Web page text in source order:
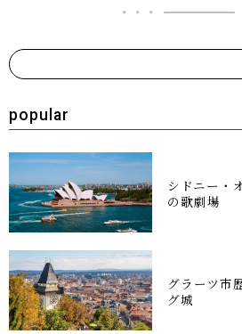
popular
シドニー・
の歌劇場
グラーツ市
グ城